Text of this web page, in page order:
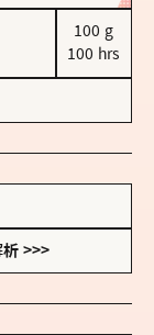
100 g
100 hrs
>>>